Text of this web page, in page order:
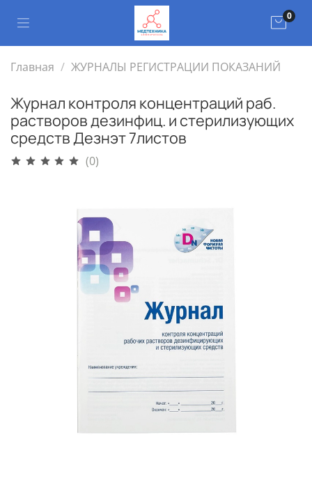
0
Главная ЖУРНАЛЫ РЕГИСТРАЦИИ ПОКАЗАНИЙ
Журнал контроля концентраций раб.
растворов дезинфиц. и стерилизующих
средств Дезнэт 7листов
(0)